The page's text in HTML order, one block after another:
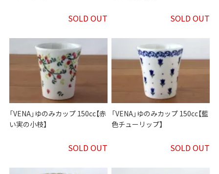
SOLD OUT SOLD OUT
「VENA」ゆのみカップ 150cc【赤
い実の小枝】
SOLD OUT
「VENA」ゆのみカップ 150cc【藍
色チューリップ】
SOLD OUT